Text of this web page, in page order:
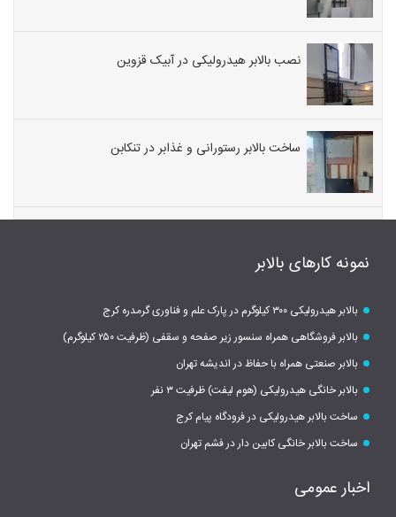
نصب بالابر هیدرولیکی در آبیک قزوین
ساخت بالابر رستورانی و غذابر در تنکابن
نمونه کارهای بالابر
بالابر هیدرولیکی ۳۰۰ کیلوگرم در پارک علم و فناوری گرمدره کرج
بالابر فروشگاهی همراه سنسور زیر صفحه و سقفی (ظرفیت ۲۵۰ کیلوگرم)
بالابر صنعتی همراه با حفاظ در اندیشه تهران
بالابر خانگی هیدرولیکی (هوم لیفت) ظرفیت ۳ نفر
ساخت بالابر هیدرولیکی در فرودگاه پیام کرج
ساخت بالابر خانگی کابین دار در فشم تهران
اخبار عمومی